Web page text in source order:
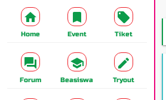
Home Event Tiket
Forum Beasiswa Tryout